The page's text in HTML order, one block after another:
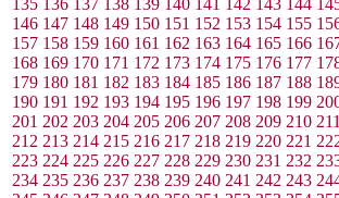
135 136 137 138 139 140 141 142 143 144
146 147 148 149 150 151 152 153 154 155
157 158 159 160 161 162 163 164 165 166
168 169 170 171 172 173 174 175 176 177
179 180 181 182 183 184 185 186 187 188
190 191 192 193 194 195 196 197 198 199
201 202 203 204 205 206 207 208 209 210
212 213 214 215 216 217 218 219 220 221
223 224 225 226 227 228 229 230 231 232
234 235 236 237 238 239 240 241 242 243